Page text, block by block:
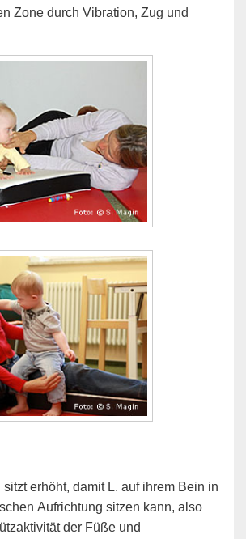
Zone durch Vibration, Zug und
erhöht, damit L. auf ihrem Bein in
Aufrichtung sitzen kann, also
der Füße und